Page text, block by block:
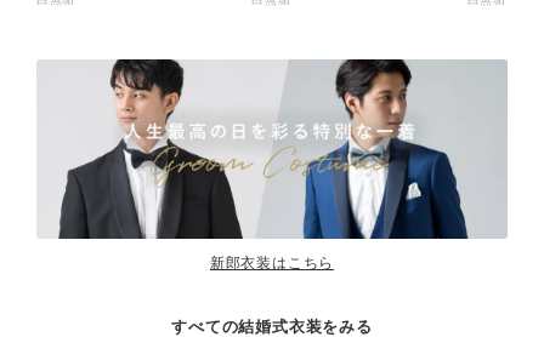
新郎衣装はこちら
すべての結婚式衣装をみる